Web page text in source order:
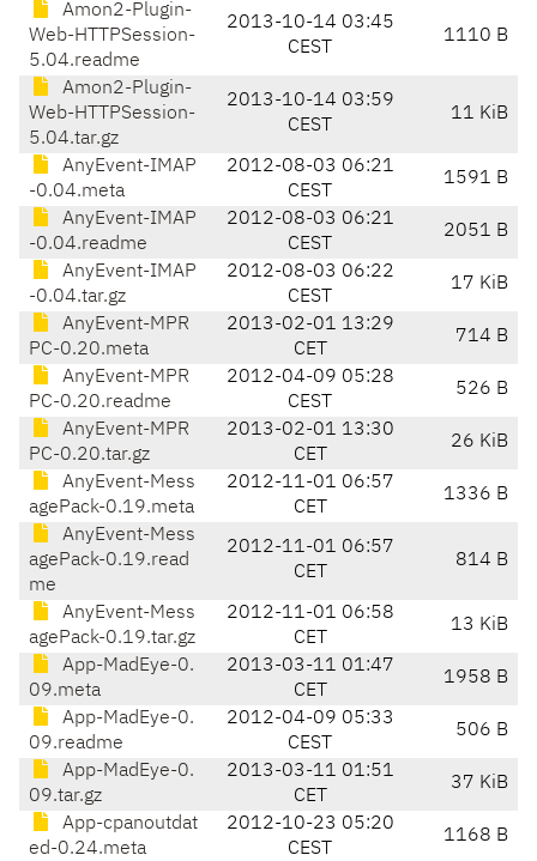
Amon2-Plugin-
Web-HTTPSession-
5.04.readme
2013-10-14 03:45
CEST
1110 B
Amon2-Plugin-
Web-HTTPSession-
5.04.tar.gz
2013-10-14 03:59
CEST
11 KiB
AnyEvent-IMAP
-0.04.meta
2012-08-03 06:21
CEST
1591 B
AnyEvent-IMAP
-0.04.readme
2012-08-03 06:21
CEST
2051 B
AnyEvent-IMAP
-0.04.tar.gz
2012-08-03 06:22
CEST
17 KiB
AnyEvent-MPR
PC-0.20.meta
2013-02-01 13:29
CET
714 B
AnyEvent-MPR
PC-0.20.readme
2012-04-09 05:28
CEST
526 B
AnyEvent-MPR
PC-0.20.tar.gz
2013-02-01 13:30
CET
26 KiB
AnyEvent-Mess
agePack-0.19.meta
2012-11-01 06:57
CET
1336 B
AnyEvent-Mess
agePack-0.19.read
me
2012-11-01 06:57
CET
814 B
AnyEvent-Mess
agePack-0.19.tar.gz
2012-11-01 06:58
CET
13 KiB
App-MadEye-0.
09.meta
2013-03-11 01:47
CET
1958 B
App-MadEye-0.
09.readme
2012-04-09 05:33
CEST
506 B
App-MadEye-0.
09.tar.gz
2013-03-11 01:51
CET
37 KiB
App-cpanoutdat
ed-0.24.meta
2012-10-23 05:20
CEST
1168 B